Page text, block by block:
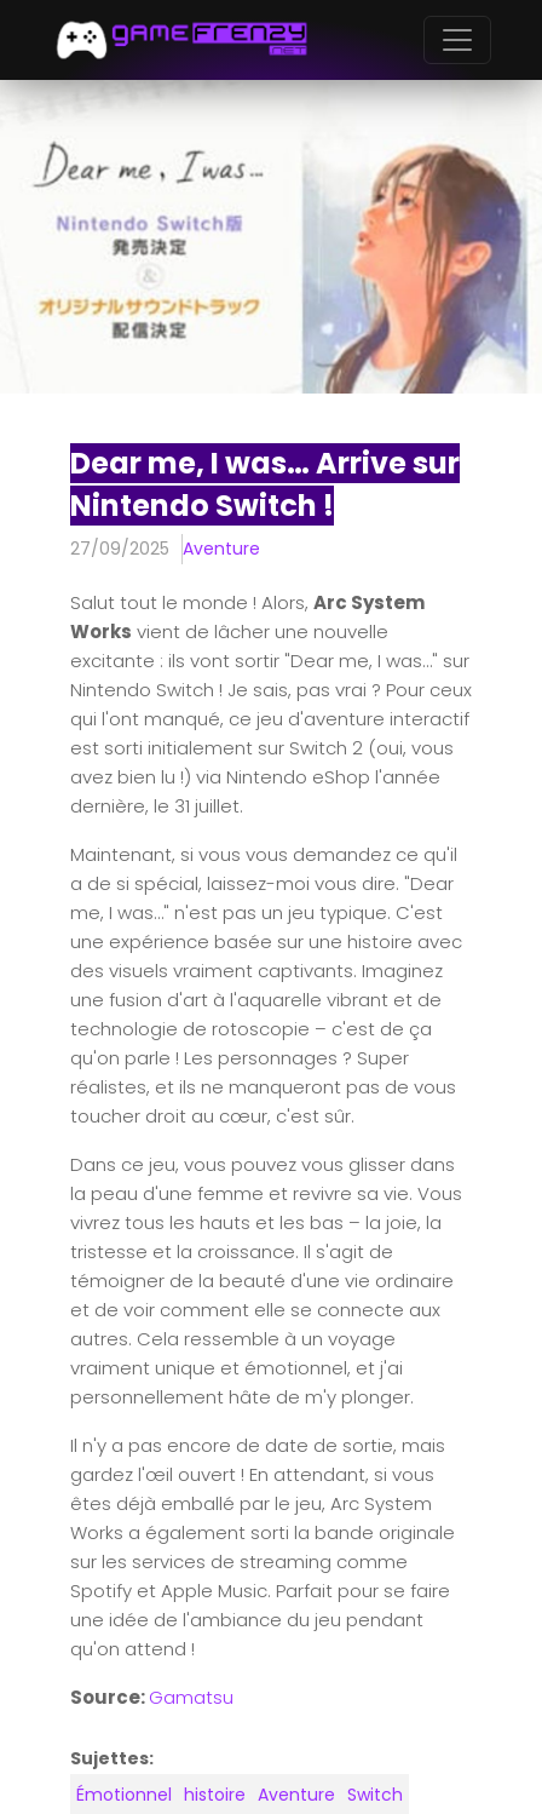
Dear me, I was… Arrive sur
Nintendo Switch !
27/09/2025 Aventure
Salut tout le monde ! Alors, Arc System
Works vient de lâcher une nouvelle
excitante : ils vont sortir "Dear me, I was…" sur
Nintendo Switch ! Je sais, pas vrai ? Pour ceux
qui l'ont manqué, ce jeu d'aventure interactif
est sorti initialement sur Switch 2 (oui, vous
avez bien lu !) via Nintendo eShop l'année
dernière, le 31 juillet.
Maintenant, si vous vous demandez ce qu'il
a de si spécial, laissez-moi vous dire. "Dear
me, I was…" n'est pas un jeu typique. C'est
une expérience basée sur une histoire avec
des visuels vraiment captivants. Imaginez
une fusion d'art à l'aquarelle vibrant et de
technologie de rotoscopie – c'est de ça
qu'on parle ! Les personnages ? Super
réalistes, et ils ne manqueront pas de vous
toucher droit au cœur, c'est sûr.
Dans ce jeu, vous pouvez vous glisser dans
la peau d'une femme et revivre sa vie. Vous
vivrez tous les hauts et les bas – la joie, la
tristesse et la croissance. Il s'agit de
témoigner de la beauté d'une vie ordinaire
et de voir comment elle se connecte aux
autres. Cela ressemble à un voyage
vraiment unique et émotionnel, et j'ai
personnellement hâte de m'y plonger.
Il n'y a pas encore de date de sortie, mais
gardez l'œil ouvert ! En attendant, si vous
êtes déjà emballé par le jeu, Arc System
Works a également sorti la bande originale
sur les services de streaming comme
Spotify et Apple Music. Parfait pour se faire
une idée de l'ambiance du jeu pendant
qu'on attend !
Source:Gamatsu
Sujettes:
Émotionnel histoire Aventure Switch